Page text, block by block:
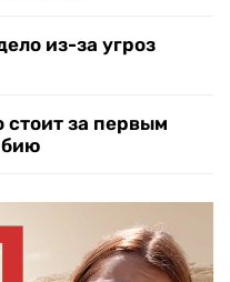
из-за угроз
за первым